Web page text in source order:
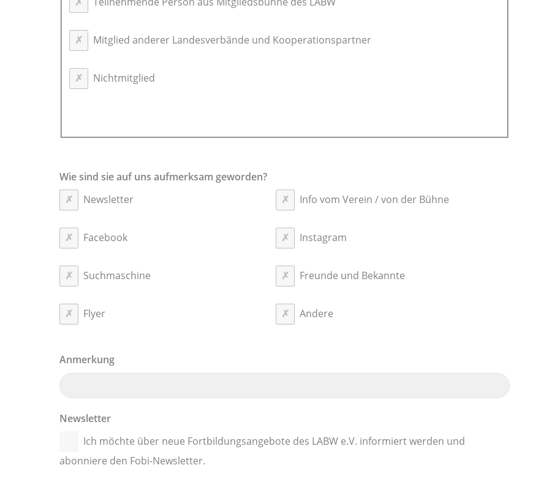
Mitglied anderer Landesverbände und Kooperationspartner
Nichtmitglied
Wie sind sie auf uns aufmerksam geworden?
Newsletter
Info vom Verein / von der Bühne
Facebook Instagram
Suchmaschine Freunde und Bekannte
Flyer Andere
Anmerkung
Newsletter
Ich möchte über neue Fortbildungsangebote des LABW e.V. informiert werden und
abonniere den Fobi-Newsletter.